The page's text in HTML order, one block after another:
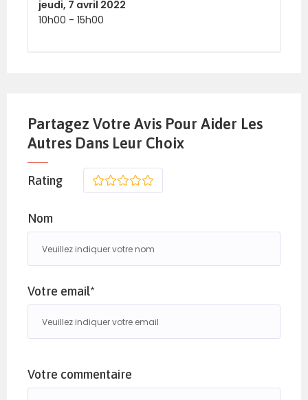
jeudi, 7 avril 2022
10h00 - 15h00
Partagez Votre Avis Pour Aider Les
Autres Dans Leur Choix
Rating 5
4
3
2
Nom
Votre email*
Votre commentaire